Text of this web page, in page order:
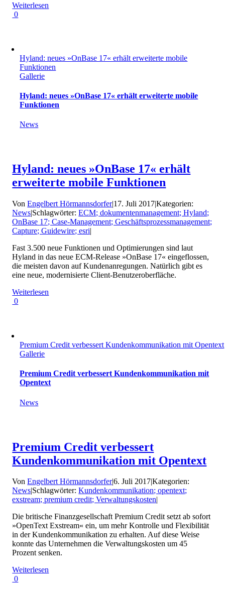
Weiterlesen
0
Hyland: neues »OnBase 17« erhält erweiterte mobile
Funktionen
Gallerie
Hyland: neues »OnBase 17« erhält erweiterte mobile
Funktionen
News
Hyland: neues »OnBase 17« erhält
erweiterte mobile Funktionen
VonEngelbert Hörmannsdorfer|17. Juli 2017|Kategorien:
News|Schlagwörter:ECM; dokumentenmanagement; Hyland;
OnBase 17; Case-Management; Geschäftsprozessmanagement;
Capture; Guidewire; esri|
Fast 3.500 neue Funktionen und Optimierungen sind laut
Hyland in das neue ECM-Release »OnBase 17« eingeflossen,
die meisten davon auf Kundenanregungen. Natürlich gibt es
eine neue, modernisierte Client-Benutzeroberfläche.
Weiterlesen
0
Premium Credit verbessert Kundenkommunikation mit Opentext
Gallerie
Premium Credit verbessert Kundenkommunikation mit
Opentext
News
Premium Credit verbessert
Kundenkommunikation mit Opentext
VonEngelbert Hörmannsdorfer|6. Juli 2017|Kategorien:
News|Schlagwörter:Kundenkommunikation; opentext;
exstream; premium credit; Verwaltungskosten|
Die britische Finanzgesellschaft Premium Credit setzt ab sofort
»OpenText Exstream« ein, um mehr Kontrolle und Flexibilität
in der Kundenkommunikation zu erhalten. Auf diese Weise
konnte das Unternehmen die Verwaltungskosten um 45
Prozent senken.
Weiterlesen
0